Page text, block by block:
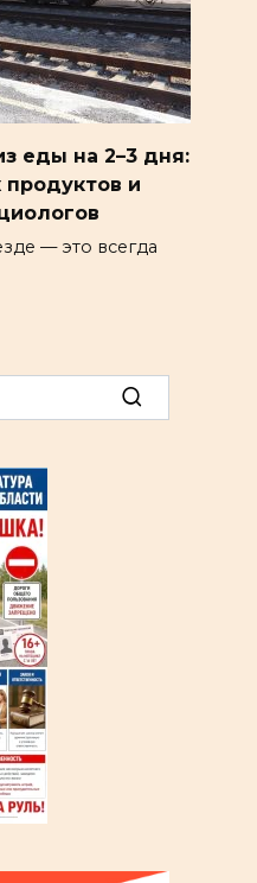
еды на 2–3 дня:
продуктов и
— это всегда